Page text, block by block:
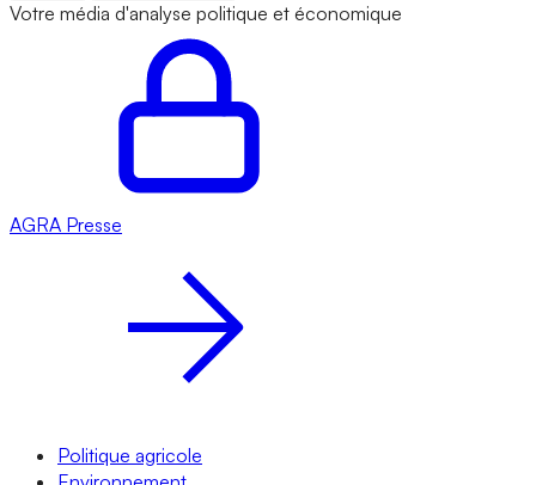
Votre média d'analyse politique et économique
AGRA Presse
Politique agricole